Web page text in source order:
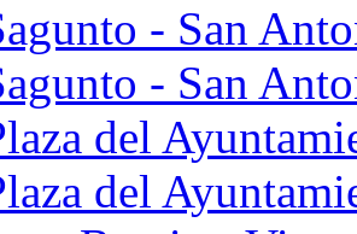
- San
- San
del
del